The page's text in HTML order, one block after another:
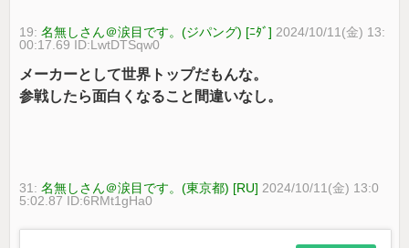
19:名無しさん＠涙目です。(ジパング) [ﾆﾀﾞ] 2024/10/11(金) 13:
00:17.69 ID:LwtDTSqw0
メーカーとして世界トップだもんな。
参戦したら面白くなること間違いなし。
31:名無しさん＠涙目です。(東京都) [RU] 2024/10/11(金) 13:0
5:02.87 ID:6RMt1gHa0